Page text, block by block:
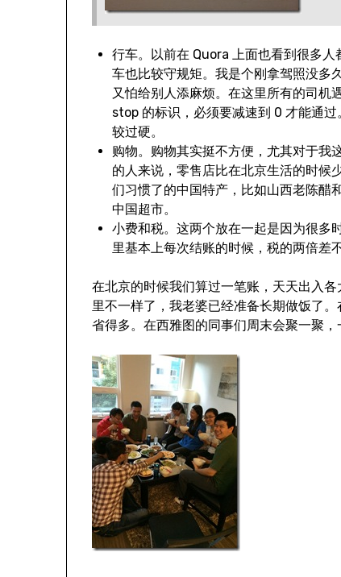
行车。以前在 Quora 上面也看到很多
车也比较守规矩。我是个刚拿驾照没多
又怕给别人添麻烦。在这里所有的司
stop 的标识，必须要减速到 0 才能通
较过硬。
购物。购物其实挺不方便，尤其对于我
的人来说，零售店比在北京生活的时候
们习惯了的中国特产，比如山西老陈醋
中国超市。
小费和税。这两个放在一起是因为很多
里基本上每次结账的时候，税的两倍差
在北京的时候我们算过一笔账，天天出入
里不一样了，我老婆已经准备长期做饭了
省得多。在西雅图的同事们周末会聚一聚，